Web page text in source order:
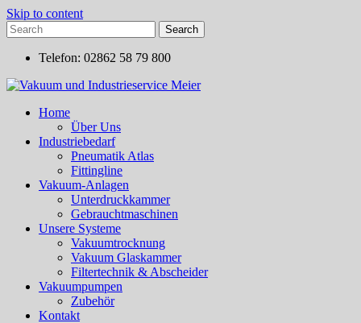
Skip to content
Telefon: 02862 58 79 800
Home
Über Uns
Industriebedarf
Pneumatik Atlas
Fittingline
Vakuum-Anlagen
Unterdruckkammer
Gebrauchtmaschinen
Unsere Systeme
Vakuumtrocknung
Vakuum Glaskammer
Filtertechnik & Abscheider
Vakuumpumpen
Zubehör
Kontakt